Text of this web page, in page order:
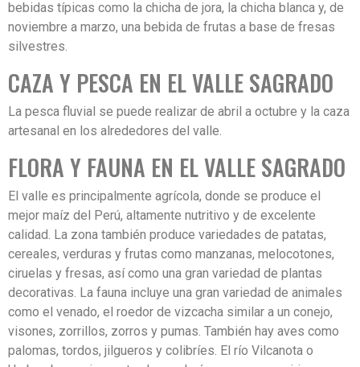
bebidas típicas como la chicha de jora, la chicha blanca y, de
noviembre a marzo, una bebida de frutas a base de fresas
silvestres.
CAZA Y PESCA EN EL VALLE SAGRADO
La pesca fluvial se puede realizar de abril a octubre y la caza
artesanal en los alrededores del valle.
FLORA Y FAUNA EN EL VALLE SAGRADO
El valle es principalmente agrícola, donde se produce el
mejor maíz del Perú, altamente nutritivo y de excelente
calidad. La zona también produce variedades de patatas,
cereales, verduras y frutas como manzanas, melocotones,
ciruelas y fresas, así como una gran variedad de plantas
decorativas. La fauna incluye una gran variedad de animales
como el venado, el roedor de vizcacha similar a un conejo,
visones, zorrillos, zorros y pumas. También hay aves como
palomas, tordos, jilgueros y colibríes. El río Vilcanota o
Enviar Mensaje